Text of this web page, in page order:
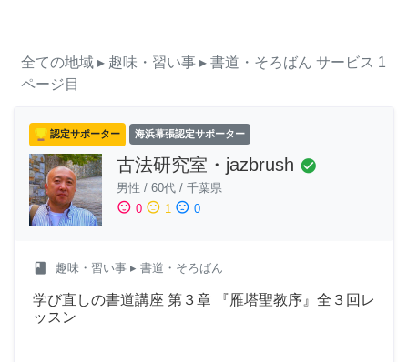
全ての地域 ▸ 趣味・習い事 ▸ 書道・そろばん サービス 1
ページ目
認定サポーター 海浜幕張認定サポーター
古法研究室・jazbrush check_circle
男性 / 60代 / 千葉県
sentiment_satisfied 0 sentiment_neutral 1 sentiment_dissatisfied 0
class 趣味・習い事 ▸ 書道・そろばん
学び直しの書道講座 第３章 『雁塔聖教序』全３回レ
ッスン